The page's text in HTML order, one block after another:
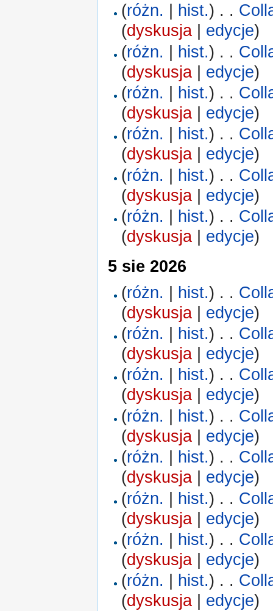
(różn. | hist.) . .
(dyskusja | edycje)
(różn. | hist.) . .
(dyskusja | edycje)
(różn. | hist.) . .
(dyskusja | edycje)
(różn. hist.) . .
(dyskusja edycje)
(różn. | hist.) . .
(dyskusja | edycje)
(różn. | hist.) . .
(dyskusja | edycje)
5 sie 2026
(różn. | hist.) . .
(dyskusja | edycje)
(różn. | hist.) . .
(dyskusja | edycje)
(różn. hist.) . .
(dyskusja edycje)
(różn. | hist.) . .
(dyskusja | edycje)
(różn. | hist.) . .
(dyskusja | edycje)
(różn. | hist.) . .
(dyskusja | edycje)
(różn. | hist.) . .
(dyskusja | edycje)
(różn. | hist.) . .
(dyskusja | edycje)